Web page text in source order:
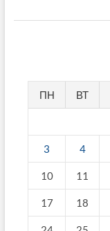
ПН ВТ
3 4
10 11
17 18